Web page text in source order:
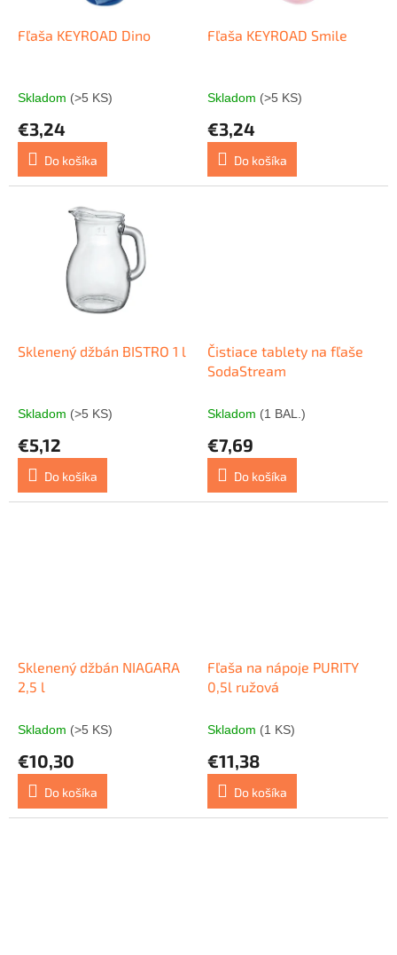
Fľaša KEYROAD Dino
Skladom (>5 KS)
€3,24
Do košíka
Fľaša KEYROAD Smile
Skladom (>5 KS)
€3,24
Do košíka
Sklenený džbán BISTRO 1 l
Skladom (>5 KS)
€5,12
Do košíka
Čistiace tablety na fľaše
SodaStream
Skladom (1 BAL.)
€7,69
Do košíka
Sklenený džbán NIAGARA
2,5 l
Skladom (>5 KS)
€10,30
Do košíka
Fľaša na nápoje PURITY
0,5l ružová
Skladom (1 KS)
€11,38
Do košíka